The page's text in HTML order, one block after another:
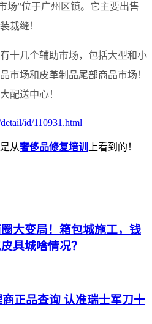
场”位于广州区镇。它主要出售
裁缝！
十几个辅助市场，包括大型和小
市场和皮革制品尾部商品市场！
配送中心！
id/110931.html
从奢侈品修复培训 上看到的！
大变局！箱包城施工，钱
具城啥情况？
正品查询 认准瑞士军刀十